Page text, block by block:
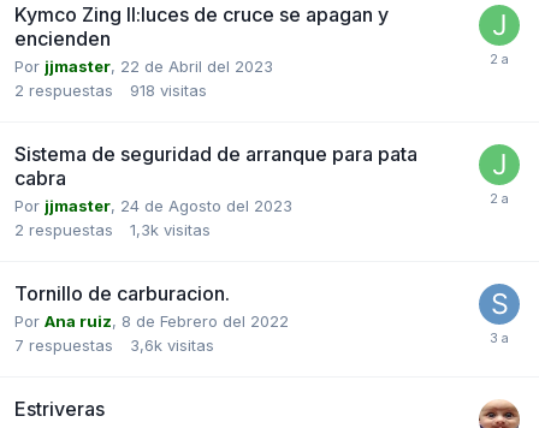
Kymco Zing II:luces de cruce se apagan y
encienden
Por jjmaster, 22 de Abril del 2023
2 respuestas 918 visitas
Sistema de seguridad de arranque para pata
cabra
Por jjmaster, 24 de Agosto del 2023
2 respuestas 1,3k visitas
Tornillo de carburacion.
Por Ana ruiz, 8 de Febrero del 2022
7 respuestas 3,6k visitas
Estriveras